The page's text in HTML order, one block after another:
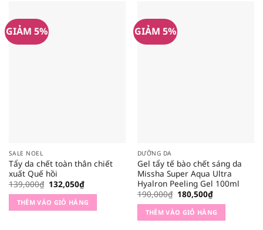
GIẢM 5%
SALE NOEL
Tẩy da chết toàn thân chiết
xuất Quế hồi
139,000₫ Giá
gốc
là:
139,000₫.
132,050₫Giá
hiện
tại
là:
132,050₫.
THÊM VÀO GIỎ HÀNG
GIẢM 5%
DƯỠNG DA
Gel tẩy tế bào chết sáng da
Missha Super Aqua Ultra
Hyalron Peeling Gel 100ml
190,000₫ Giá
gốc
là:
190,000₫.
180,500₫Giá
hiện
tại
là:
180,500₫.
THÊM VÀO GIỎ HÀNG